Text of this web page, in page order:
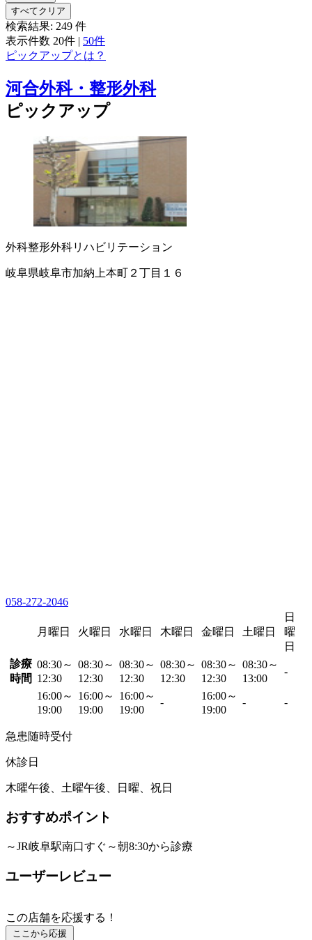
すべてクリア
検索結果: 249 件
表示件数 20件 | 50件
ピックアップとは？
河合外科・整形外科
ピックアップ
外科整形外科リハビリテーション
岐阜県岐阜市加納上本町２丁目１６
058-272-2046
月曜日 火曜日 水曜日 木曜日 金曜日 土曜日
日
曜
日
診療
時間
08:30～
12:30
08:30～
12:30
08:30～
12:30
08:30～
12:30
08:30～
12:30
08:30～
13:00
-
16:00～
19:00
16:00～
19:00
16:00～
19:00
-
16:00～
19:00
- -
急患随時受付
休診日
木曜午後、土曜午後、日曜、祝日
おすすめポイント
～JR岐阜駅南口すぐ～朝8:30から診療
ユーザーレビュー
この店舗を応援する！
ここから応援